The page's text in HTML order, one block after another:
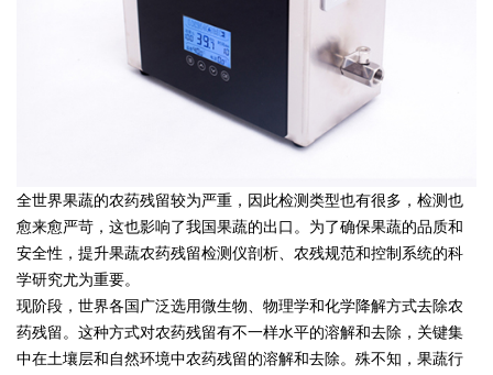
全世界果蔬的农药残留较为严重，因此检测类型也有很多，检测也
愈来愈严苛，这也影响了我国果蔬的出口。为了确保果蔬的品质和
安全性，提升果蔬农药残留检测仪剖析、农残规范和控制系统的科
学研究尤为重要。
现阶段，世界各国广泛选用微生物、物理学和化学降解方式去除农
药残留。这种方式对农药残留有不一样水平的溶解和去除，关键集
中在土壤层和自然环境中农药残留的溶解和去除。殊不知，果蔬行